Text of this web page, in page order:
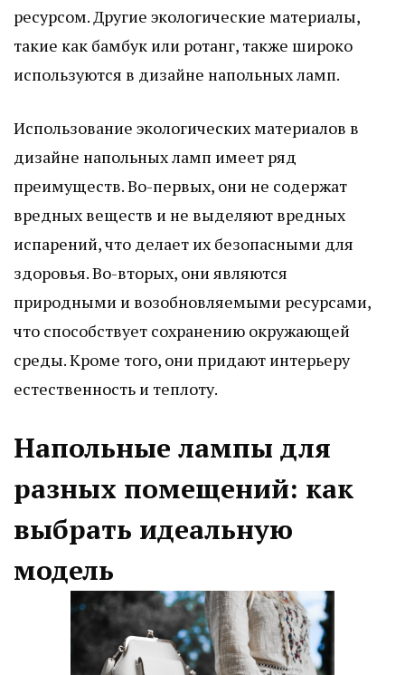
ресурсом. Другие экологические материалы,
такие как бамбук или ротанг, также широко
используются в дизайне напольных ламп.
Использование экологических материалов в
дизайне напольных ламп имеет ряд
преимуществ. Во-первых, они не содержат
вредных веществ и не выделяют вредных
испарений, что делает их безопасными для
здоровья. Во-вторых, они являются
природными и возобновляемыми ресурсами,
что способствует сохранению окружающей
среды. Кроме того, они придают интерьеру
естественность и теплоту.
Напольные лампы для
разных помещений: как
выбрать идеальную
модель